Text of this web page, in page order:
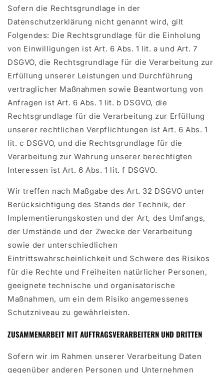
Sofern die Rechtsgrundlage in der
Datenschutzerklärung nicht genannt wird, gilt
Folgendes: Die Rechtsgrundlage für die Einholung
von Einwilligungen ist Art. 6 Abs. 1 lit. a und Art. 7
DSGVO, die Rechtsgrundlage für die Verarbeitung zur
Erfüllung unserer Leistungen und Durchführung
vertraglicher Maßnahmen sowie Beantwortung von
Anfragen ist Art. 6 Abs. 1 lit. b DSGVO, die
Rechtsgrundlage für die Verarbeitung zur Erfüllung
unserer rechtlichen Verpflichtungen ist Art. 6 Abs. 1
lit. c DSGVO, und die Rechtsgrundlage für die
Verarbeitung zur Wahrung unserer berechtigten
Interessen ist Art. 6 Abs. 1 lit. f DSGVO.
Wir treffen nach Maßgabe des Art. 32 DSGVO unter
Berücksichtigung des Stands der Technik, der
Implementierungskosten und der Art, des Umfangs,
der Umstände und der Zwecke der Verarbeitung
sowie der unterschiedlichen
Eintrittswahrscheinlichkeit und Schwere des Risikos
für die Rechte und Freiheiten natürlicher Personen,
geeignete technische und organisatorische
Maßnahmen, um ein dem Risiko angemessenes
Schutzniveau zu gewährleisten.
ZUSAMMENARBEIT MIT AUFTRAGSVERARBEITERN UND DRITTEN
Sofern wir im Rahmen unserer Verarbeitung Daten
gegenüber anderen Personen und Unternehmen